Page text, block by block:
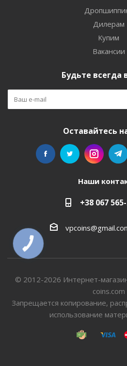
Дилерам
Купим
Вакансии
Будьте всегда
Оставайтесь
Наши
+38 067
© 2012-2026 Интернет-
coins.com
Запрещается копирование,
использование